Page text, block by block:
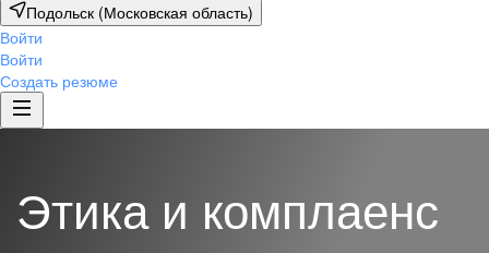
Подольск (Московская область)
Войти
Войти
Создать резюме
Этика и комплаенс